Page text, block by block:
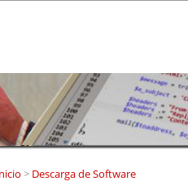
>Descarga de Software